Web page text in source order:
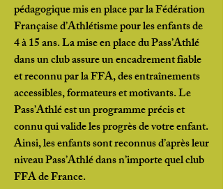
pédagogique mis en place par la Fédération
Française d’Athlétisme pour les enfants de
4 à 15 ans. La mise en place du Pass’Athlé
dans un club assure un encadrement fiable
et reconnu par la FFA, des entraînements
accessibles, formateurs et motivants. Le
Pass’Athlé est un programme précis et
connu qui valide les progrès de votre enfant.
Ainsi, les enfants sont reconnus d’après leur
niveau Pass’Athlé dans n’importe quel club
FFA de France.